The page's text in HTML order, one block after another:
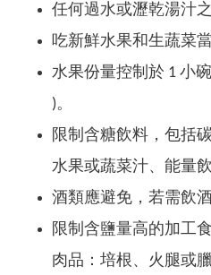
任何過水或瀝乾湯汁
吃新鮮水果和生蔬菜
水果份量控制於 1 小
)。
限制含糖飲料，包括
水果或蔬菜汁、能量
酒類應避免，若需飲
限制含鹽量高的加工
肉品：培根、火腿或